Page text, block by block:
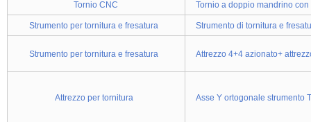
Tornio CNC Tornio a doppio mandrino
Strumento per tornitura e fresatura Strumento di tornitura e
Strumento per tornitura e fresatura Attrezzo 4+4 azionato+
Attrezzo per tornitura Asse Y ortogonale strumento